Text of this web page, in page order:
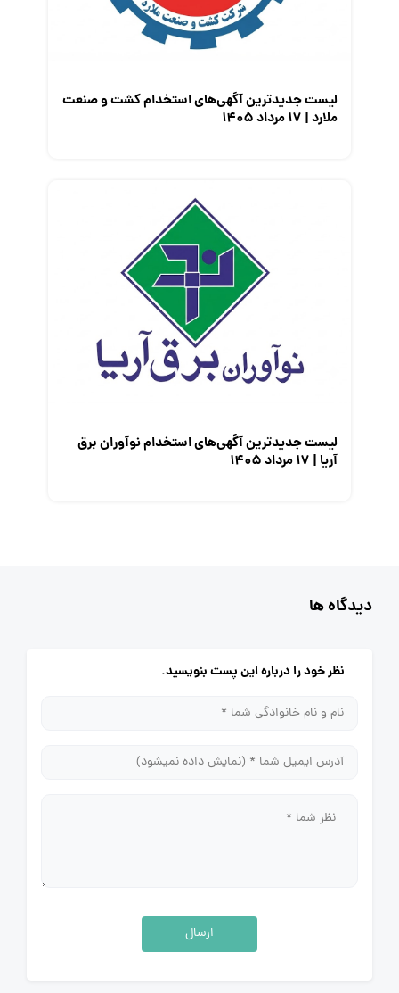
لیست جدیدترین آگهی‌های استخدام کشت و صنعت
ملارد | ۱۷ مرداد ۱۴۰۵
لیست جدیدترین آگهی‌های استخدام نوآوران برق
آریا | ۱۷ مرداد ۱۴۰۵
دیدگاه ها
نظر خود را درباره این پست بنویسید.
ارسال